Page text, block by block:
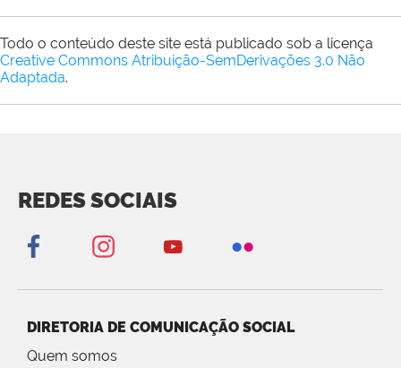
Todo o conteúdo deste site está publicado sob a licença
Creative Commons Atribuição-SemDerivações 3.0 Não
Adaptada.
REDES SOCIAIS
DIRETORIA DE COMUNICAÇÃO SOCIAL
Quem somos